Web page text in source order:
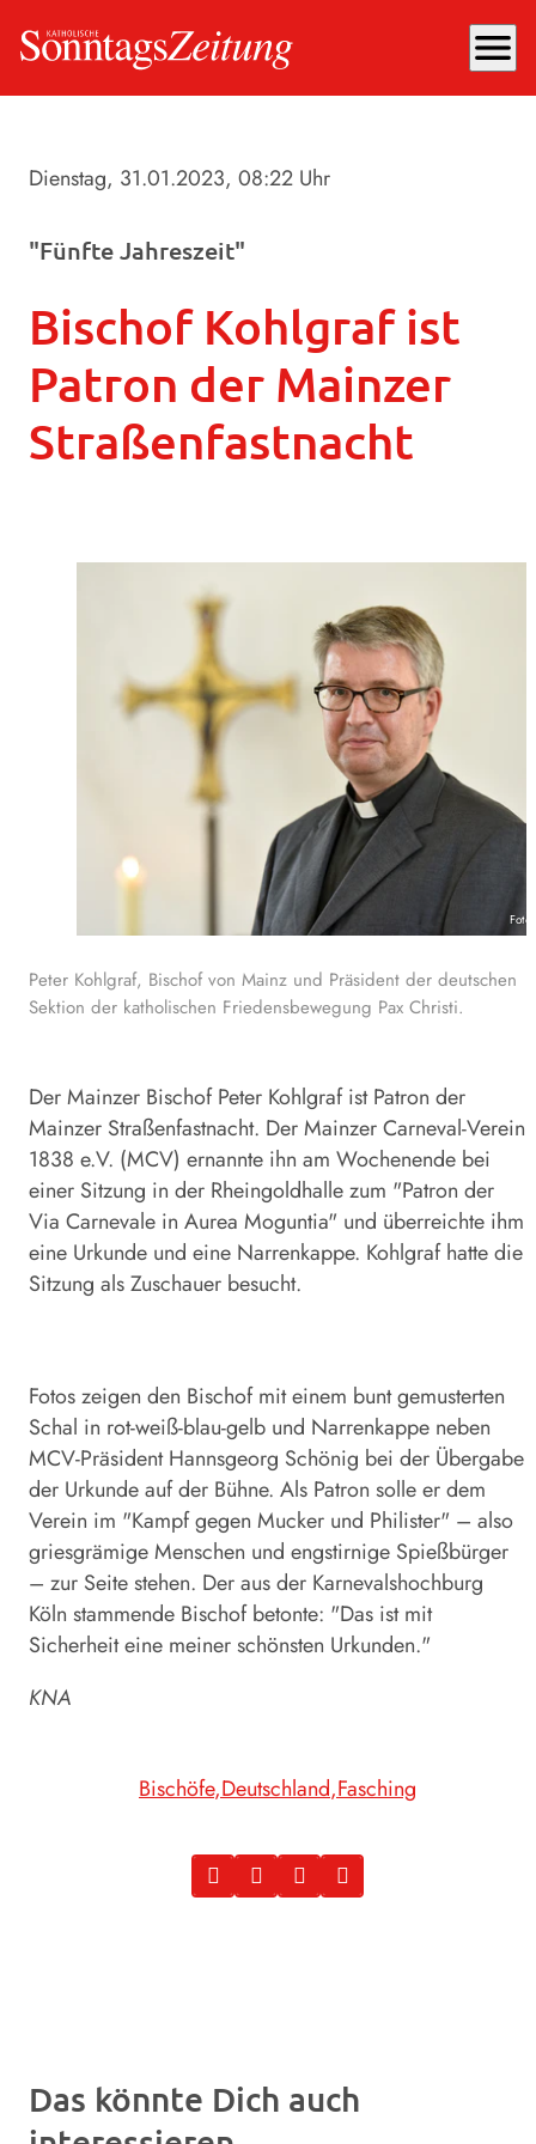
menu
Dienstag, 31.01.2023, 08:22 Uhr
"Fünfte Jahreszeit"
Bischof Kohlgraf ist
Patron der Mainzer
Straßenfastnacht
Peter Kohlgraf, Bischof von Mainz und Präsident der deutschen
Sektion der katholischen Friedensbewegung Pax Christi.
Der Mainzer Bischof Peter Kohlgraf ist Patron der
Mainzer Straßenfastnacht. Der Mainzer Carneval-Verein
1838 e.V. (MCV) ernannte ihn am Wochenende bei
einer Sitzung in der Rheingoldhalle zum "Patron der
Via Carnevale in Aurea Moguntia" und überreichte ihm
eine Urkunde und eine Narrenkappe. Kohlgraf hatte die
Sitzung als Zuschauer besucht.
Fotos zeigen den Bischof mit einem bunt gemusterten
Schal in rot-weiß-blau-gelb und Narrenkappe neben
MCV-Präsident Hannsgeorg Schönig bei der Übergabe
der Urkunde auf der Bühne. Als Patron solle er dem
Verein im "Kampf gegen Mucker und Philister" – also
griesgrämige Menschen und engstirnige Spießbürger
– zur Seite stehen. Der aus der Karnevalshochburg
Köln stammende Bischof betonte: "Das ist mit
Sicherheit eine meiner schönsten Urkunden."
KNA
Bischöfe Deutschland Fasching
Das könnte Dich auch